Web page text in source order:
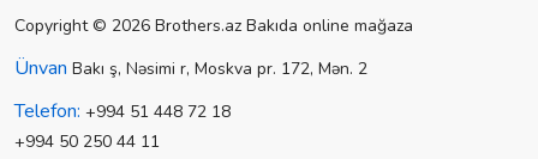
Copyright © 2026 Brothers.az Bakıda online mağaza
Ünvan Bakı ş, Nəsimi r, Moskva pr. 172, Mən. 2
Telefon: +994 51 448 72 18
+994 50 250 44 11